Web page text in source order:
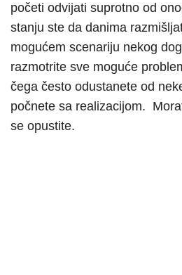
početi odvijati suprotno od
stanju ste da danima
mogućem scenariju nekog
razmotrite sve moguće
čega često odustanete od
počnete sa realizacijom.
se opustite.